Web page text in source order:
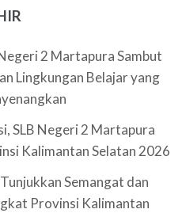
2 Martapura Sambut
Lingkungan Belajar yang
SLB Negeri 2 Martapura
Kalimantan Selatan 2026
Semangat dan
Provinsi Kalimantan